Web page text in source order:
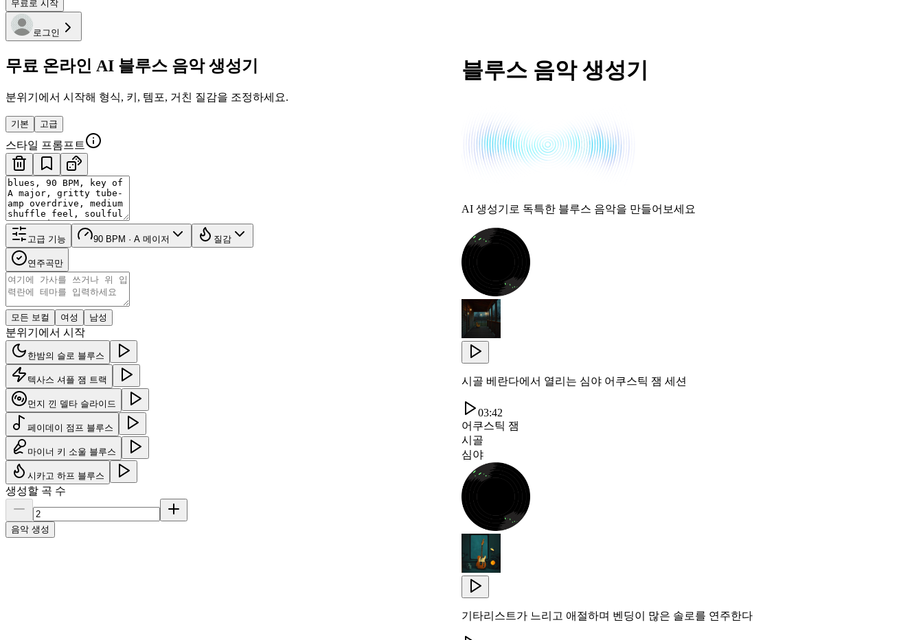
무료로 시작
로그인
무료 온라인 AI 블루스 음악 생성기
분위기에서 시작해 형식, 키, 템포, 거친 질감을 조정하세요.
기본 고급
스타일 프롬프트
고급 기능 90 BPM · A 메이저 질감
연주곡만
모든 보컬 여성 남성
분위기에서 시작
한밤의 슬로 블루스
텍사스 셔플 잼 트랙
먼지 낀 델타 슬라이드
페이데이 점프 블루스
마이너 키 소울 블루스
시카고 하프 블루스
생성할 곡 수
음악 생성
블루스 음악 생성기
AI 생성기로 독특한 블루스 음악을 만들어보세요
시골 베란다에서 열리는 심야 어쿠스틱 잼 세션
03:42
어쿠스틱 잼
시골
심야
기타리스트가 느리고 애절하며 벤딩이 많은 솔로를 연주한다